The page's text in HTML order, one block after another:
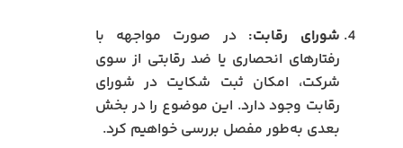
شورای رقابت:در صورت مواجهه با
رفتارهای انحصاری یا ضد رقابتی از سوی
شرکت، امکان ثبت شکایت در شورای
رقابت وجود دارد. این موضوع را در بخش
بعدی به‌طور مفصل بررسی خواهیم کرد.